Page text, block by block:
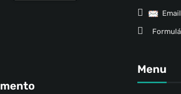
Email
Menu